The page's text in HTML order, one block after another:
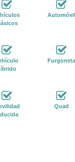
Automóvil
Furgoneta
Quad